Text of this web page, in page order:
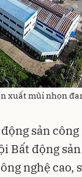
xuất mũi nhọn
sản công
Bất động
nghệ cao,